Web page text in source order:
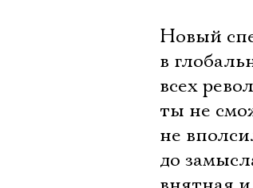
Новый
в
всех
ты не
не
до